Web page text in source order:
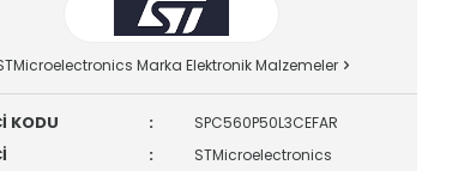
Marka Elektronik Malzemeler
KODU : SPC560P50L3CEFAR
: STMicroelectronics